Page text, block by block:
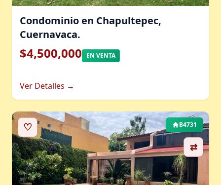
Condominio en Chapultepec,
Cuernavaca.
$4,500,000 EN VENTA
Ver Detalles →
♡
⇄
B4731